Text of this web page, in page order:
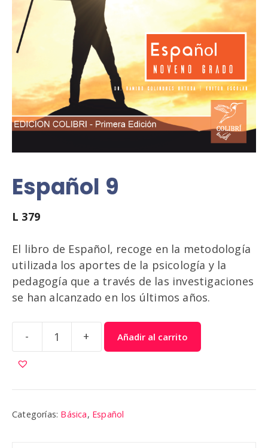
Español 9
L 379
El libro de Español, recoge en la metodología
utilizada los aportes de la psicología y la
pedagogía que a través de las investigaciones
se han alcanzado en los últimos años.
-
Español
+ Añadir al carrito
Categorías: Básica, Español